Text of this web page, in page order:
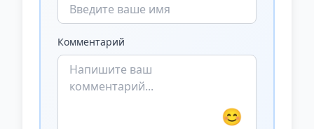
Комментарий
😊